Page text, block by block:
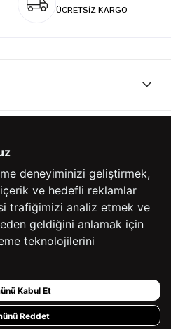
ÜCRETSİZ KARGO
deneyiminizi geliştirmek,
ve hedefli reklamlar
trafiğimizi analiz etmek ve
geldiğini anlamak için
teknolojilerini
Kabul Et
Reddet